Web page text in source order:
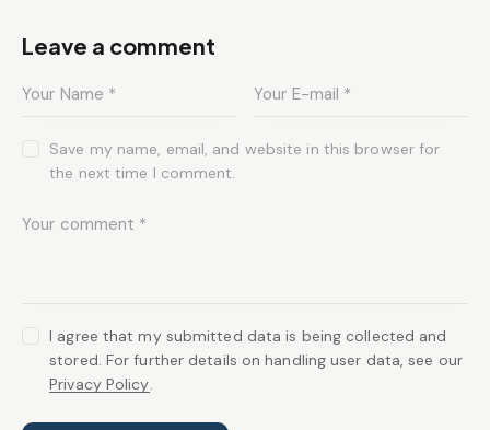
Leave a comment
Save my name, email, and website in this browser for
the next time I comment.
I agree that my submitted data is being collected and
stored. For further details on handling user data, see our
Privacy Policy